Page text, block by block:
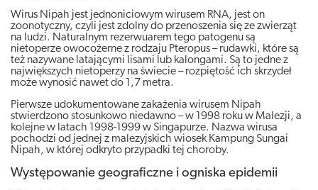
Wirus Nipah jest jednoniciowym wirusem RNA, jest on
zoonotyczny, czyli jest zdolny do przenoszenia się ze zwierząt
na ludzi. Naturalnym rezerwuarem tego patogenu są
nietoperze owocożerne z rodzaju Pteropus – rudawki, które są
też nazywane latającymi lisami lub kalongami. Są to jedne z
największych nietoperzy na świecie – rozpiętość ich skrzydeł
może wynosić nawet do 1,7 metra.
Pierwsze udokumentowane zakażenia wirusem Nipah
stwierdzono stosunkowo niedawno – w 1998 roku w Malezji, a
kolejne w latach 1998-1999 w Singapurze. Nazwa wirusa
pochodzi od jednej z malezyjskich wiosek Kampung Sungai
Nipah, w której odkryto przypadki tej choroby.
Występowanie geograficzne i ogniska epidemii